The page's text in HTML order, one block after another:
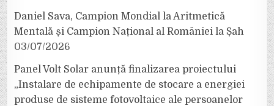
Daniel Sava, Campion Mondial la Aritmetică
Mentală și Campion Național al României la Șah
03/07/2026
Panel Volt Solar anunță finalizarea proiectului
„Instalare de echipamente de stocare a energiei
produse de sisteme fotovoltaice ale persoanelor